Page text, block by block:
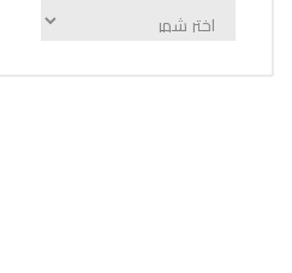
اﻷرشيف